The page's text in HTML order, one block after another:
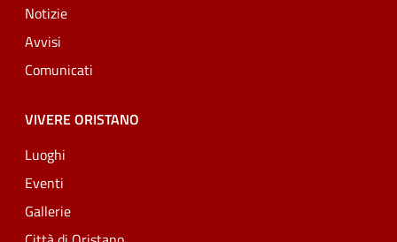
Notizie
Avvisi
Comunicati
VIVERE ORISTANO
Luoghi
Eventi
Gallerie